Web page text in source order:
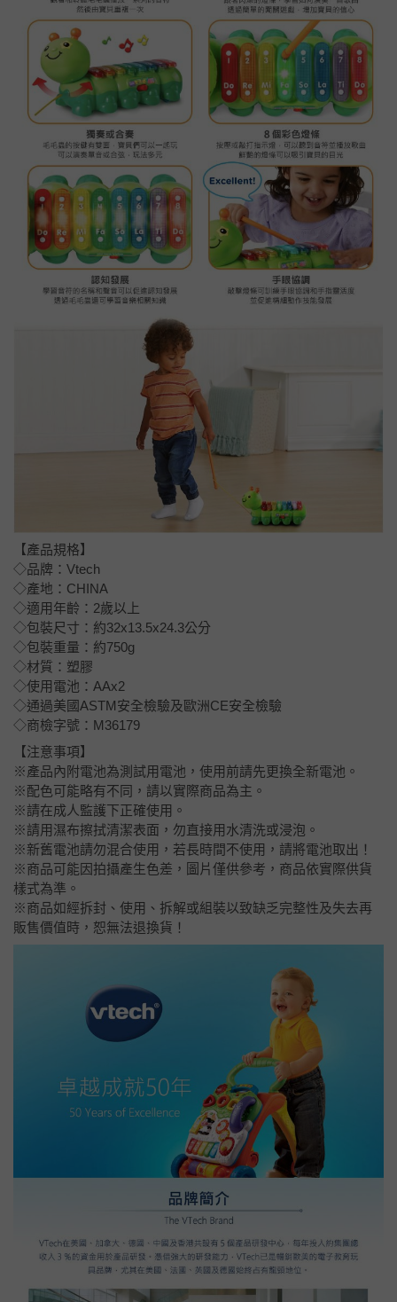
【產品規格】
◇品牌：Vtech
◇產地：CHINA
◇適用年齡：2歲以上
◇包裝尺寸：約32x13.5x24.3公分
◇包裝重量：約750g
◇材質：塑膠
◇使用電池：AAx2
◇通過美國ASTM安全檢驗及歐洲CE安全檢驗
◇商檢字號：M36179
【注意事項】
※產品內附電池為測試用電池，使用前請先更換全新電池。
※配色可能略有不同，請以實際商品為主。
※請在成人監護下正確使用。
※請用濕布擦拭清潔表面，勿直接用水清洗或浸泡。
※新舊電池請勿混合使用，若長時間不使用，請將電池取出！
※商品可能因拍攝產生色差，圖片僅供參考，商品依實際供貨
樣式為準。
※商品如經拆封、使用、拆解或組裝以致缺乏完整性及失去再
販售價值時，恕無法退換貨！